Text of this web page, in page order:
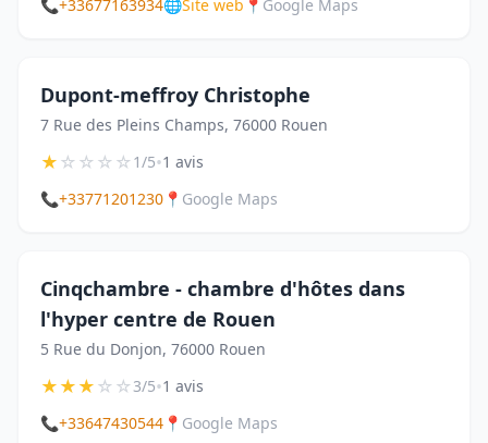
📞+33677163934🌐Site web 📍 Google Maps
Dupont-meffroy Christophe
7 Rue des Pleins Champs, 76000 Rouen
★☆☆☆☆1/5•1 avis
📞+33771201230 📍 Google Maps
Cinqchambre - chambre d'hôtes dans
l'hyper centre de Rouen
5 Rue du Donjon, 76000 Rouen
★★★☆☆3/5•1 avis
📞+33647430544 📍 Google Maps